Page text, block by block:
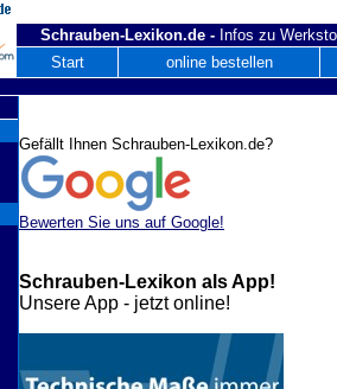
Schrauben-Lexikon.de - Infos zu
Start
online bestellen
Gefällt Ihnen Schrauben-Lexikon.de?
Bewerten Sie uns auf Google!
Schrauben-Lexikon als App!
Unsere App - jetzt online!